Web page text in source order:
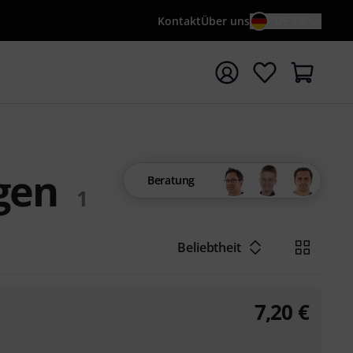
KontaktÜber uns
mit Suchwort {searchTerm} starten
1
Beratung
Beliebtheit
7,20 €